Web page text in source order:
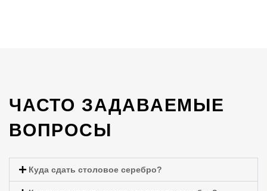
ЧАСТО ЗАДАВАЕМЫЕ
ВОПРОСЫ
Куда сдать столовое серебро?